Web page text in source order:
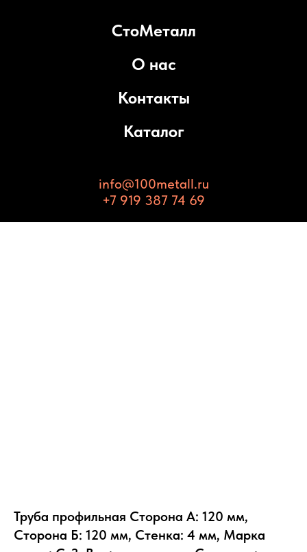
СтоМеталл
О нас
Контакты
Каталог
info@100metall.ru
+7 919 387 74 69
Труба профильная Сторона А: 120 мм,
Сторона Б: 120 мм, Стенка: 4 мм, Марка